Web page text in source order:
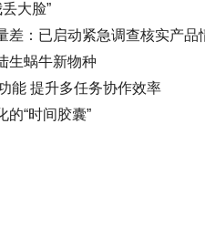
大脸”
：已启动紧急调查核实产品
生蜗牛新物种
能 提升多任务协作效率
“时间胶囊”